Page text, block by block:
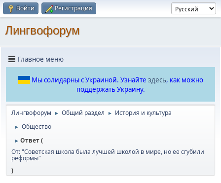
Войти Регистрация
Лингвофорум
Главное меню
Мы солидарны с Украиной. Узнайте здесь, как можно
поддержать Украину.
Лингвофорум ► Общий раздел ► История и культура
► Общество
► Ответ (
От: "Советская школа была лучшей школой в мире, но ее сгубили
реформы"
)